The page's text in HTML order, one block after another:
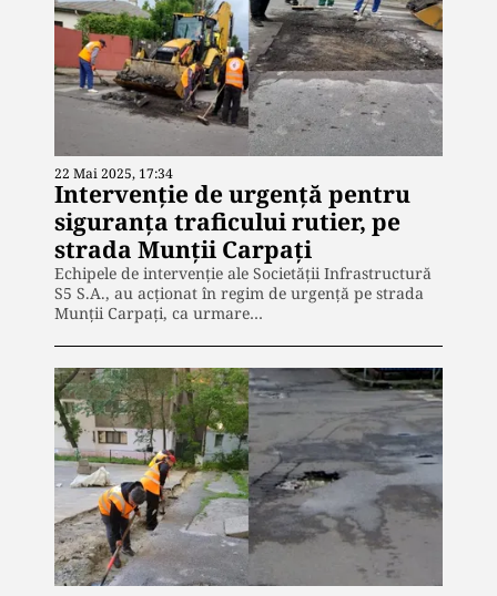
22 Mai 2025, 17:34
Intervenție de urgență pentru
siguranța traficului rutier, pe
strada Munții Carpați
Echipele de intervenție ale Societății Infrastructură
S5 S.A., au acționat în regim de urgență pe strada
Munții Carpați, ca urmare…